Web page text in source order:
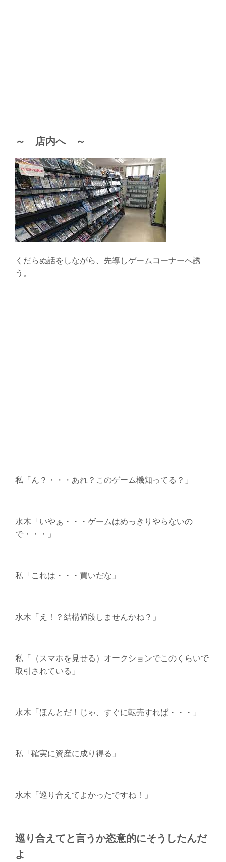
～ 店内へ ～
くだらぬ話をしながら、先導しゲームコーナーへ誘
う。
私「ん？・・・あれ？このゲーム機知ってる？」
水木「いやぁ・・・ゲームはめっきりやらないの
で・・・」
私「これは・・・買いだな」
水木「え！？結構値段しませんかね？」
私「（スマホを見せる）オークションでこのくらいで
取引されている」
水木「ほんとだ！じゃ、すぐに転売すれば・・・」
私「確実に資産に成り得る」
水木「巡り合えてよかったですね！」
巡り合えてと言うか恣意的にそうしたんだ
よ